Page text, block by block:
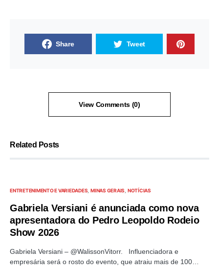
Share Tweet
View Comments (0)
Related Posts
ENTRETENIMENTO E VARIEDADES MINAS GERAIS NOTÍCIAS
Gabriela Versiani é anunciada como nova
apresentadora do Pedro Leopoldo Rodeio
Show 2026
Gabriela Versiani – @WalissonVitorr. Influenciadora e
empresária será o rosto do evento, que atraiu mais de 100…